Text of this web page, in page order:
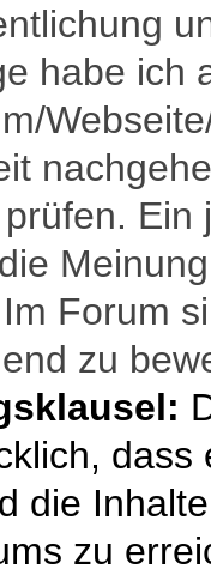
habe ich
Forum
zu
die
zu